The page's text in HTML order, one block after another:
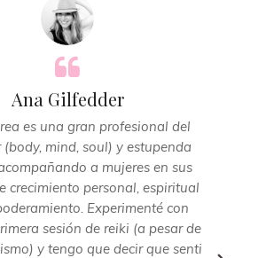
Ana Gilfedder
es una gran profesional del
(body, mind, soul) y estupenda
a mujeres en sus
crecimiento personal, espiritual
Experimenté con
sesión de reiki (a pesar de
y tengo que decir que senti